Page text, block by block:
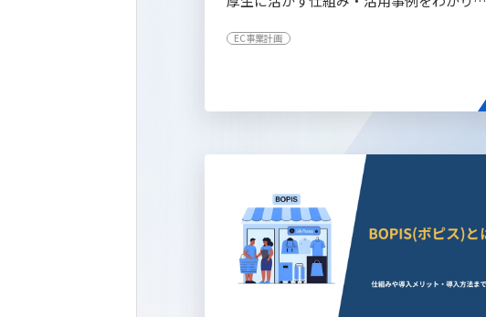
EC事業計画